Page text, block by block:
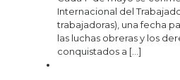
Internacional del
trabajadoras), una fecha
las luchas obreras y los
conquistados a […]